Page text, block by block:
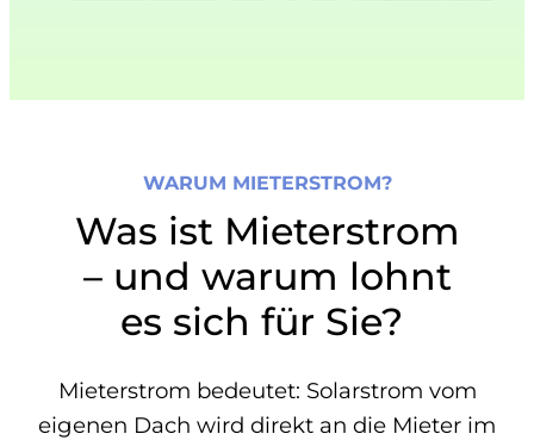
WARUM MIETERSTROM?
Was ist Mieterstrom
– und warum lohnt
es sich für Sie?
Mieterstrom bedeutet: Solarstrom vom
eigenen Dach wird direkt an die Mieter im